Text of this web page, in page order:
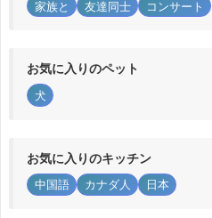
家族と 友達同士 コンサート
お気に入りのペット
犬
お気に入りのキッチン
中国語 カナダ人 日本